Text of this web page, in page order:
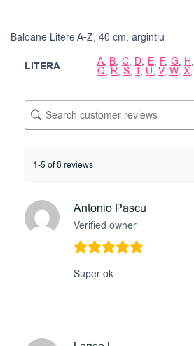
Baloane Litere A-Z, 40 cm, argintiu
LITERA A, B, C, D, E, F, G, H,
Q, R, S, T, U, V, W, X,
1-5 of 8 reviews
Antonio Pascu
Verified owner
Super ok